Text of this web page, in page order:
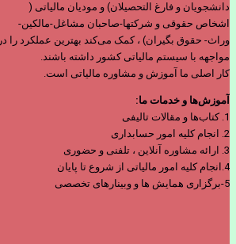
دانشجویان و فارغ التحصیلان) و مودیان مالیاتی (
اشخاص حقوقی و شرکتها-صاحبان مشاغل-مالکین-
وراث- حقوق بگیران) ، کمک می‌کند بهترین عملکرد را در
مواجهه با سیستم مالیاتی کشور داشته باشند.
کار اصلی ما آموزش و مشاوره مالیاتی است.
آموزش‌ها و خدمات ما:
1. کتاب‌ها و مقالات تالیفی
2. انجام کلیه امور حسابداری
3. ارائه مشاوره آنلاین ، تلفنی و حضوری
4.انجام کلیه امور مالیاتی از شروع تا پایان
5-برگزاری همایش ها و وبینارهای تخصصی